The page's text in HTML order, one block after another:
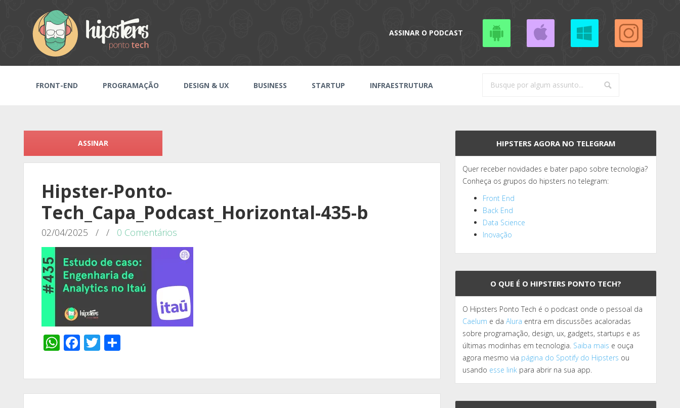
ASSINAR O PODCAST
FRONT-END PROGRAMAÇÃO DESIGN & UX BUSINESS STARTUP INFRAESTRUTURA
ASSINAR
Hipster-Ponto-
Tech_Capa_Podcast_Horizontal-435-b
02/04/2025 / / 0 Comentários
WhatsApp
Facebook
Twitter
HIPSTERS AGORA NO TELEGRAM
Quer receber novidades e bater papo sobre tecnologia?
Conheça os grupos do hipsters no telegram:
Front End
Back End
Data Science
Inovação
O QUE É O HIPSTERS PONTO TECH?
O Hipsters Ponto Tech é o podcast onde o pessoal da
Caelum e daAlura entra em discussões acaloradas
sobre programação, design, ux, gadgets, startups e as
últimas modinhas em tecnologia. Saiba mais e ouça
agora mesmo via página do Spotify do Hipsters ou
usando esse link para abrir na sua app.